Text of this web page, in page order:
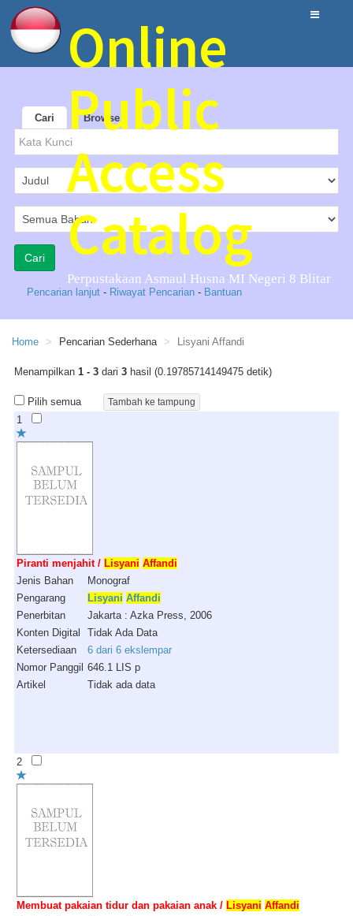
Online
Public
Access
Catalog
Perpustakaan Asmaul Husna MI Negeri 8 Blitar
Cari Browse
Pencarian lanjut - Riwayat Pencarian - Bantuan
Home Pencarian Sederhana Lisyani Affandi
Menampilkan 1 - 3 dari 3 hasil (0.19785714149475 detik)
Pilih semua
1
Piranti menjahit / Lisyani Affandi
Jenis Bahan
Monograf
Pengarang
Lisyani Affandi
Penerbitan
Jakarta : Azka Press, 2006
Konten Digital
Tidak Ada Data
Ketersediaan
6 dari 6 ekslempar
Nomor Panggil 646.1 LIS p
Artikel
Tidak ada data
2
Membuat pakaian tidur dan pakaian anak / Lisyani Affandi